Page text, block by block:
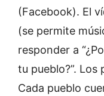
(Facebook). El
(se permite
responder a
tu pueblo?”.
Cada pueblo